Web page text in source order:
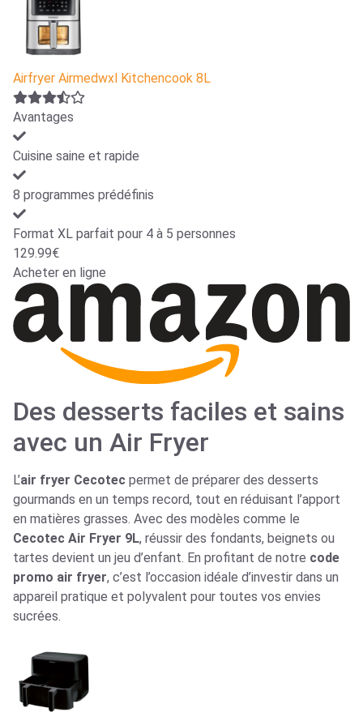
Airfryer Airmedwxl Kitchencook 8L
Avantages
Cuisine saine et rapide
8 programmes prédéfinis
Format XL parfait pour 4 à 5 personnes
129.99€
Acheter en ligne
Des desserts faciles et sains
avec un Air Fryer
L’air fryer Cecotec permet de préparer des desserts
gourmands en un temps record, tout en réduisant l’apport
en matières grasses. Avec des modèles comme le
Cecotec Air Fryer 9L, réussir des fondants, beignets ou
tartes devient un jeu d’enfant. En profitant de notre code
promo air fryer, c’est l’occasion idéale d’investir dans un
appareil pratique et polyvalent pour toutes vos envies
sucrées.